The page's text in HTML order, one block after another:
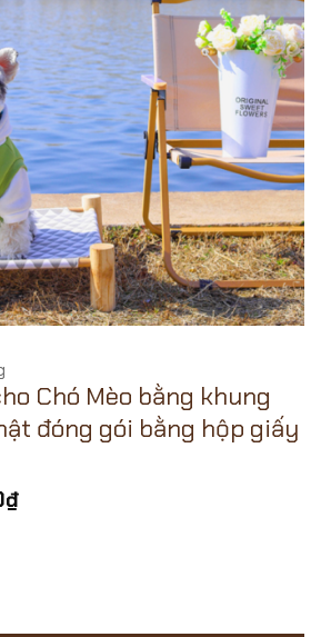
Chó Mèo bằng khung
đóng gói bằng hộp giấy
₫Giá